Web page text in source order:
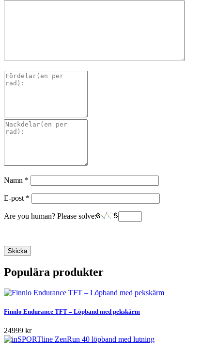
Namn *
E-post *
Are you human? Please solve:
Populära produkter
Finnlo Endurance TFT – Löpband med pekskärm
24999 kr